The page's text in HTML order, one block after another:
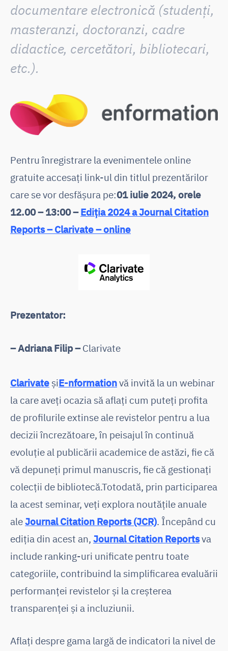
documentare electronică (studenți,
masteranzi, doctoranzi, cadre
didactice, cercetători, bibliotecari,
etc.).
Pentru înregistrare la evenimentele online
gratuite accesaţi link-ul din titlul prezentărilor
care se vor desfășura pe:01 iulie 2024, orele
12.00 – 13:00 –Ediția 2024 a Journal Citation
Reports – Clarivate – online
Prezentator:
– Adriana Filip –Clarivate
Clarivate șiE-nformationvă invită la un webinar
la care aveți ocazia să aflați cum puteți profita
de profilurile extinse ale revistelor pentru a lua
decizii încrezătoare, în peisajul în continuă
evoluție al publicării academice de astăzi, fie că
vă depuneți primul manuscris, fie că gestionați
colecții de bibliotecă.Totodată, prin participarea
la acest seminar, veți explora noutățile anuale
aleJournal Citation Reports (JCR). Începând cu
ediția din acest an, Journal Citation Reportsva
include ranking-uri unificate pentru toate
categoriile, contribuind la simplificarea evaluării
performanței revistelor și la creșterea
transparenței și a incluziunii.
Aflați despre gama largă de indicatori la nivel de